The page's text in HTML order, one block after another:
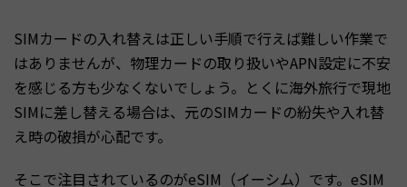
SIMカードの入れ替えは正しい手順で行えば難しい作業で
はありませんが、物理カードの取り扱いやAPN設定に不安
を感じる方も少なくないでしょう。とくに海外旅行で現地
SIMに差し替える場合は、元のSIMカードの紛失や入れ替
え時の破損が心配です。
そこで注目されているのがeSIM（イーシム）です。eSIM